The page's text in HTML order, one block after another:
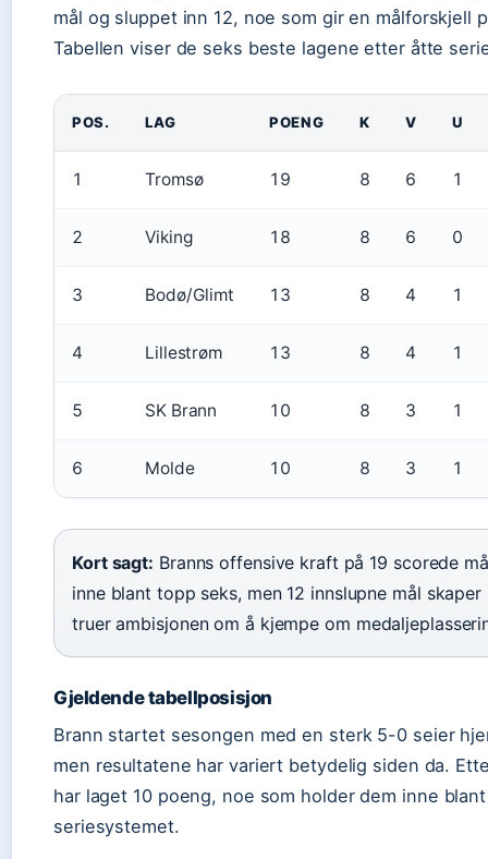
mål og sluppet inn 12, noe som gir en målforskjell
Tabellen viser de seks beste lagene etter åtte
POS. LAG POENG K V U
1 Tromsø 19 8 6 1
2 Viking 18 8 6 0
3 Bodø/Glimt 13 8 4 1
4 Lillestrøm 13 8 4 1
5 SK Brann 10 8 3 1
6 Molde 10 8 3 1
Kort sagt: Branns offensive kraft på 19 scorede
inne blant topp seks, men 12 innslupne mål
truer ambisjonen om å kjempe om
Gjeldende tabellposisjon
Brann startet sesongen med en sterk 5-0 seier
men resultatene har variert betydelig siden da.
har laget 10 poeng, noe som holder dem inne
seriesystemet.